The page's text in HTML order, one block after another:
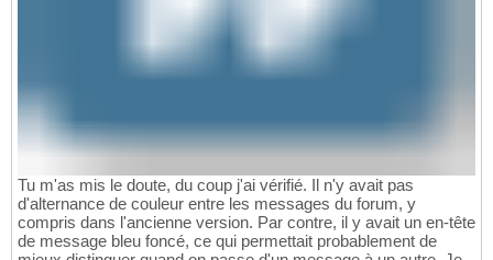
Tu m'as mis le doute, du coup j'ai vérifié. Il n'y avait pas
d'alternance de couleur entre les messages du forum, y
compris dans l'ancienne version. Par contre, il y avait un en-tête
de message bleu foncé, ce qui permettait probablement de